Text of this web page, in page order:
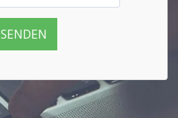
SENDEN